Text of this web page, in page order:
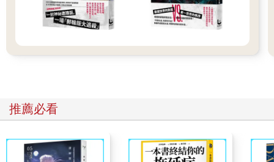
推薦必看